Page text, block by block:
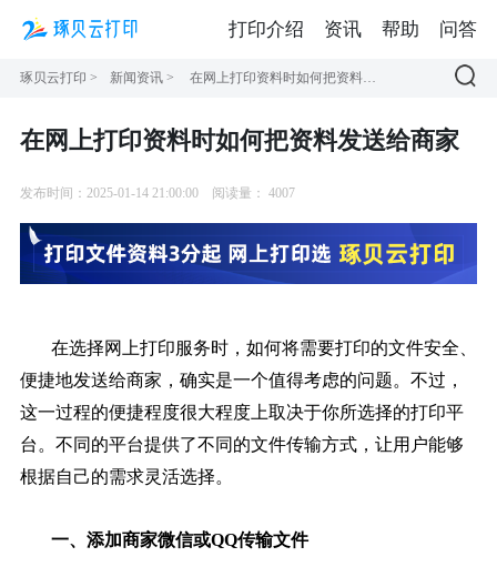
琢贝云打印 > 新闻资讯 > 在网上打印资料时如何把资料发送给商家
在网上打印资料时如何把资料发送给商家
发布时间：2025-01-14 21:00:00 阅读量： 4007
在选择网上打印服务时，如何将需要打印的文件安全、
便捷地发送给商家，确实是一个值得考虑的问题。不过，
这一过程的便捷程度很大程度上取决于你所选择的打印平
台。不同的平台提供了不同的文件传输方式，让用户能够
根据自己的需求灵活选择。
一、添加商家微信或QQ传输文件
打印介绍 资讯 帮助 问答